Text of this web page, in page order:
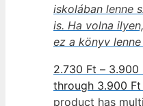
iskolában lenne
is. Ha volna
ez a könyv lenne
2.730 Ft – 3.900
through 3.900 Ft
product has